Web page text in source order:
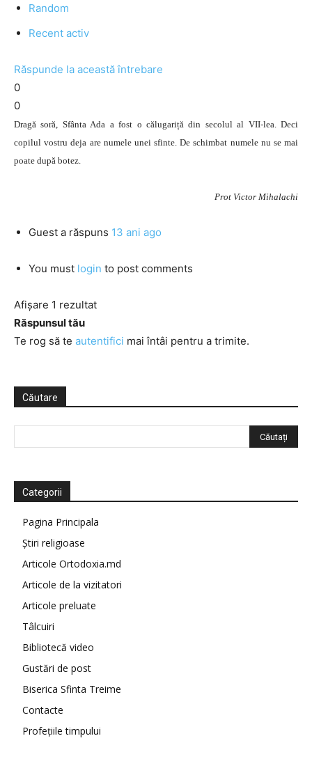
Random
Recent activ
Răspunde la această întrebare
0
0
Dragă soră, Sfânta Ada a fost o călugariță din secolul al VII-lea. Deci
copilul vostru deja are numele unei sfinte. De schimbat numele nu se mai
poate după botez.
Prot Victor Mihalachi
Guest a răspuns 13 ani ago
You must login to post comments
Afișare 1 rezultat
Răspunsul tău
Te rog să te autentifici mai întâi pentru a trimite.
Căutare
Categorii
Pagina Principala
Știri religioase
Articole Ortodoxia.md
Articole de la vizitatori
Articole preluate
Tâlcuiri
Bibliotecă video
Gustări de post
Biserica Sfinta Treime
Contacte
Profețiile timpului